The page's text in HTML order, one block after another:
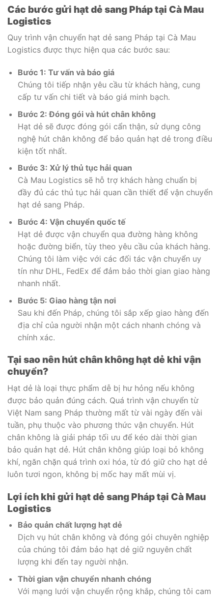
Các bước gửi hạt dẻ sang Pháp tại Cà Mau
Logistics
Quy trình vận chuyển hạt dẻ sang Pháp tại Cà Mau
Logistics được thực hiện qua các bước sau:
Bước 1: Tư vấn và báo giá
Chúng tôi tiếp nhận yêu cầu từ khách hàng, cung
cấp tư vấn chi tiết và báo giá minh bạch.
Bước 2: Đóng gói và hút chân không
Hạt dẻ sẽ được đóng gói cẩn thận, sử dụng công
nghệ hút chân không để bảo quản hạt dẻ trong điều
kiện tốt nhất.
Bước 3: Xử lý thủ tục hải quan
Cà Mau Logistics sẽ hỗ trợ khách hàng chuẩn bị
đầy đủ các thủ tục hải quan cần thiết để vận chuyển
hạt dẻ sang Pháp.
Bước 4: Vận chuyển quốc tế
Hạt dẻ được vận chuyển qua đường hàng không
hoặc đường biển, tùy theo yêu cầu của khách hàng.
Chúng tôi làm việc với các đối tác vận chuyển uy
tín như DHL, FedEx để đảm bảo thời gian giao hàng
nhanh nhất.
Bước 5: Giao hàng tận nơi
Sau khi đến Pháp, chúng tôi sắp xếp giao hàng đến
địa chỉ của người nhận một cách nhanh chóng và
chính xác.
Tại sao nên hút chân không hạt dẻ khi vận
chuyển?
Hạt dẻ là loại thực phẩm dễ bị hư hỏng nếu không
được bảo quản đúng cách. Quá trình vận chuyển từ
Việt Nam sang Pháp thường mất từ vài ngày đến vài
tuần, phụ thuộc vào phương thức vận chuyển. Hút
chân không là giải pháp tối ưu để kéo dài thời gian
bảo quản hạt dẻ. Hút chân không giúp loại bỏ không
khí, ngăn chặn quá trình oxi hóa, từ đó giữ cho hạt dẻ
luôn tươi ngon, không bị mốc hay mất mùi vị.
Lợi ích khi gửi hạt dẻ sang Pháp tại Cà Mau
Logistics
Bảo quản chất lượng hạt dẻ
Dịch vụ hút chân không và đóng gói chuyên nghiệp
của chúng tôi đảm bảo hạt dẻ giữ nguyên chất
lượng khi đến tay người nhận.
Thời gian vận chuyển nhanh chóng
Với mạng lưới vận chuyển rộng khắp, chúng tôi cam